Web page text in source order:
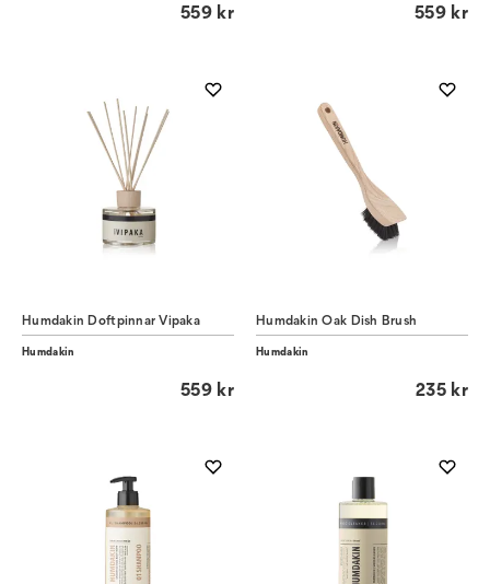
559 kr 559 kr
Humdakin Doftpinnar Vipaka
Humdakin
559 kr
Humdakin Oak Dish Brush
Humdakin
235 kr